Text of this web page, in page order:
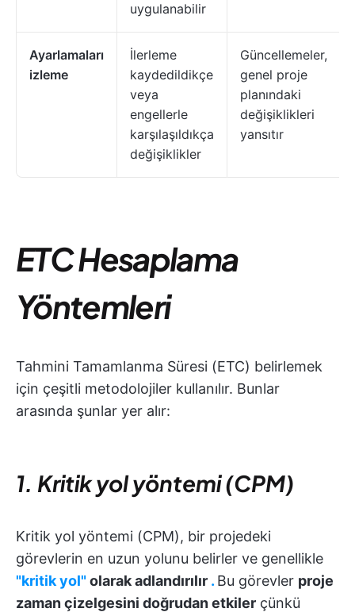
uygulanabilir
Ayarlamaları
izleme
İlerleme
kaydedildikçe
veya
engellerle
karşılaşıldıkça
değişiklikler
Güncellemeler,
genel proje
planındaki
değişiklikleri
yansıtır
ETC Hesaplama
Yöntemleri
Tahmini Tamamlanma Süresi (ETC) belirlemek
için çeşitli metodolojiler kullanılır. Bunlar
arasında şunlar yer alır:
1. Kritik yol yöntemi (CPM)
Kritik yol yöntemi (CPM), bir projedeki
görevlerin en uzun yolunu belirler ve genellikle
"kritik yol"olarak adlandırılır . Bu görevler proje
zaman çizelgesini doğrudan etkiler çünkü